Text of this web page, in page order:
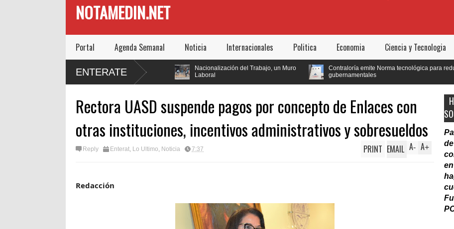
NOTAMEDIN.NET
Portal Agenda Semanal Noticia Internacionales Politica Economia Ciencia y Tecnologia
ENTERATE
Constitucional en mas de un 90
Nacionalización del Trabajo, un Muro
Laboral
Contraloría emite Norma tecnológica para reducir irregularidades
gubernamentales
Rectora UASD suspende pagos por concepto de Enlaces con
otras instituciones, incentivos administrativos y sobresueldos
Reply Enterat, Lo Ultimo, Noticia 7:37 A+
A-
PRINT EMAIL
Redacción